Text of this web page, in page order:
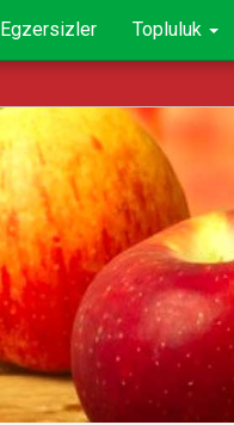
Egzersizler Topluluk